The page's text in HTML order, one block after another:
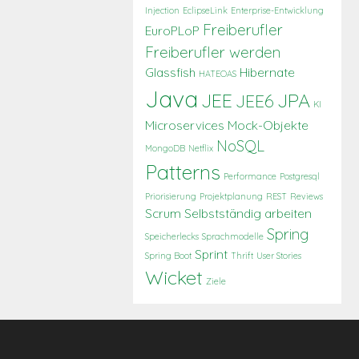
Injection EclipseLink Enterprise-Entwicklung
EuroPLoP Freiberufler
Freiberufler werden
Glassfish HATEOAS Hibernate
Java JEE JEE6 JPA KI
Microservices Mock-Objekte
MongoDB Netflix NoSQL
Patterns Performance Postgresql
Priorisierung Projektplanung REST Reviews
Scrum Selbstständig arbeiten
Speicherlecks Sprachmodelle Spring
Spring Boot Sprint Thrift User Stories
Wicket Ziele